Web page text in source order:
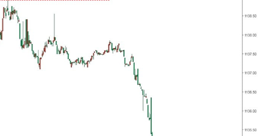
にぶん殴る法案」提出！⇒ クーパン問題は合衆国企業に対
に他人事のような発言。
の業績「史上最高益」当期純利益は前年同期比13.4倍に。
危機 ⇒ 10.7兆では損が出るからできない。
日(水)もサイドカー・サーキットブレイカーの二段コンボ